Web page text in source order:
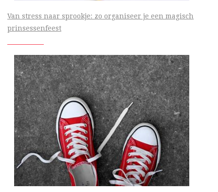
Van stress naar sprookje: zo organiseer je een magisch
prinsessenfeest